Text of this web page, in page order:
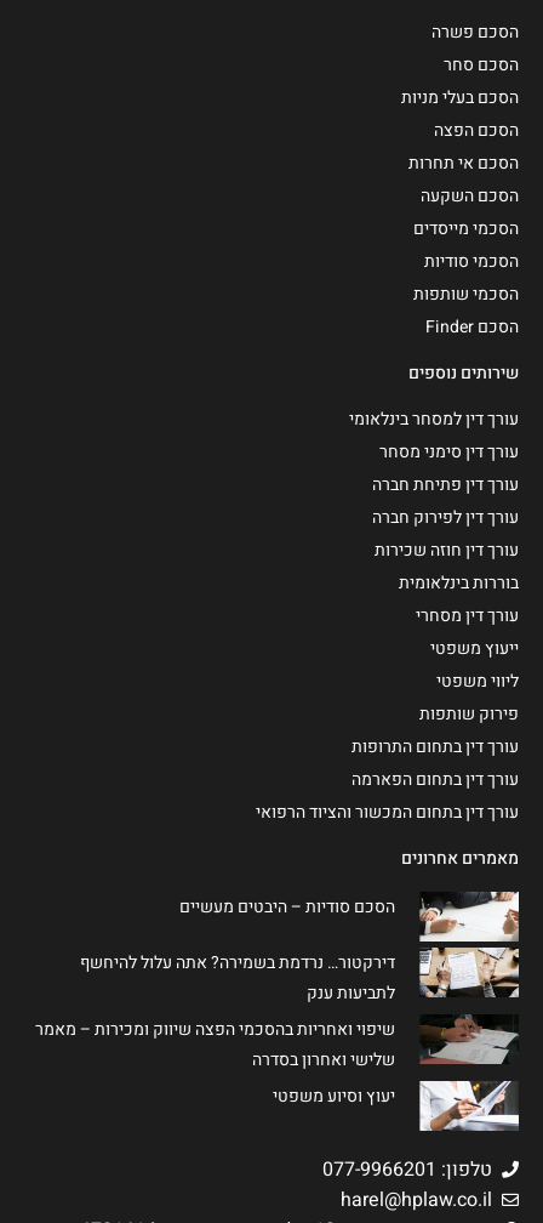
הסכם פשרה
הסכם סחר
הסכם בעלי מניות
הסכם הפצה
הסכם אי תחרות
הסכם השקעה
הסכמי מייסדים
הסכמי סודיות
הסכמי שותפות
הסכם Finder
שירותים נוספים
עורך דין למסחר בינלאומי
עורך דין סימני מסחר
עורך דין פתיחת חברה
עורך דין לפירוק חברה
עורך דין חוזה שכירות
בוררות בינלאומית
עורך דין מסחרי
ייעוץ משפטי
ליווי משפטי
פירוק שותפות
עורך דין בתחום התרופות
עורך דין בתחום הפארמה
עורך דין בתחום המכשור והציוד הרפואי
מאמרים אחרונים
הסכם סודיות – היבטים מעשיים
דירקטור… נרדמת בשמירה? אתה עלול להיחשף
לתביעות ענק
שיפוי ואחריות בהסכמי הפצה שיווק ומכירות – מאמר
שלישי ואחרון בסדרה
יעוץ וסיוע משפטי
טלפון: 077-9966201
harel@hplaw.co.il